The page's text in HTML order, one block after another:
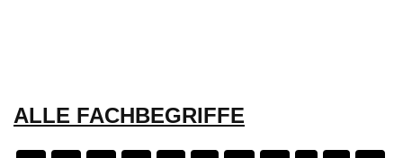
ALLE FACHBEGRIFFE